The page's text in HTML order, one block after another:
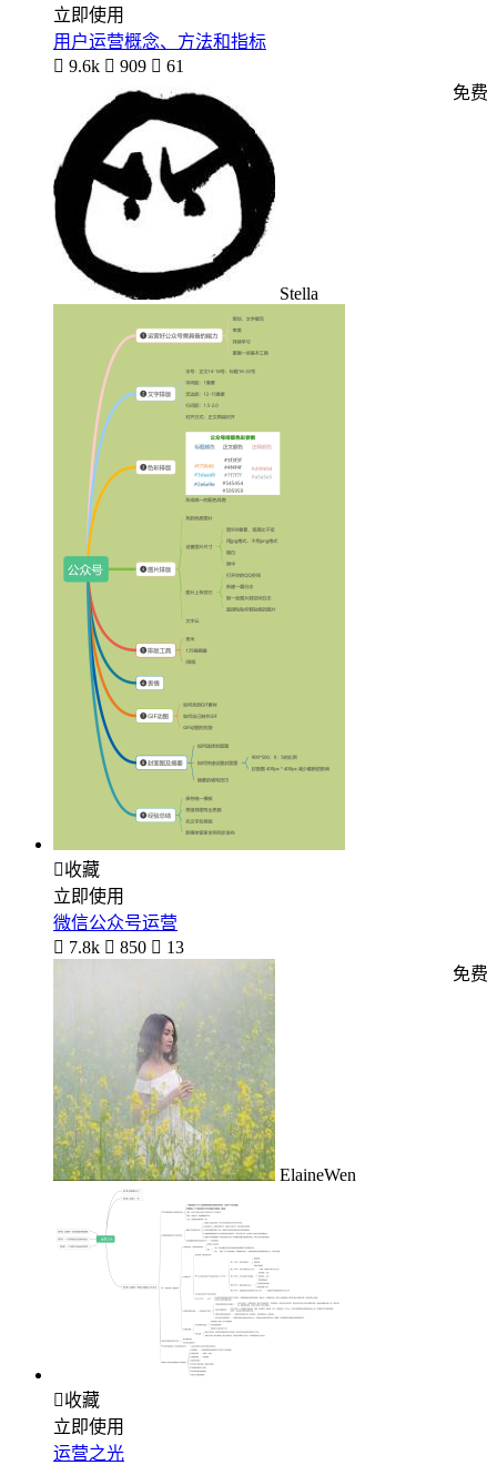
立即使用
用户运营概念、方法和指标
 9.6k  909  61
Stella
免费
收藏
立即使用
微信公众号运营
 7.8k  850  13
ElaineWen
免费
收藏
立即使用
运营之光